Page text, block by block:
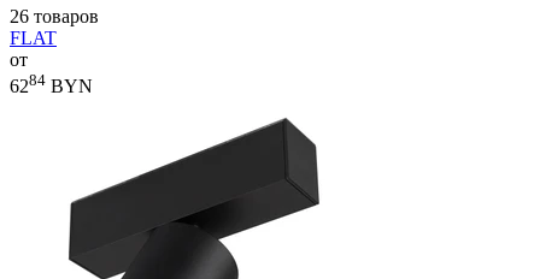
26 товаров
FLAT
от
6284 BYN